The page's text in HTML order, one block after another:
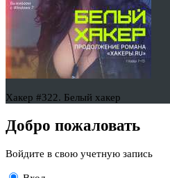
Хакер #322. Белый хакер
Добро пожаловать
Войдите в свою учетную запись